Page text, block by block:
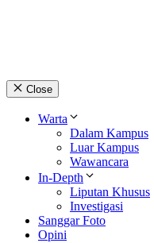
Close
Warta
Dalam Kampus
Luar Kampus
Wawancara
In-Depth
Liputan Khusus
Investigasi
Sanggar Foto
Opini